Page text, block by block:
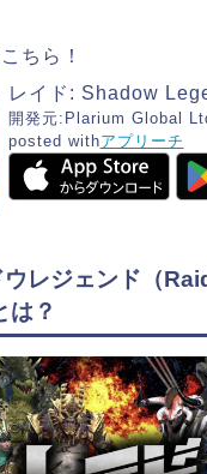
ちら！
レイド: Shadow
開発元: Plarium Global
posted withアプリーチ
ウレジェンド（
は？